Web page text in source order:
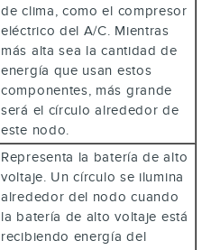
de clima, como el compresor
eléctrico del A/C. Mientras
más alta sea la cantidad de
energía que usan estos
componentes, más grande
será el círculo alrededor de
este nodo.
Representa la batería de alto
voltaje. Un círculo se ilumina
alrededor del nodo cuando
la batería de alto voltaje está
recibiendo energía del